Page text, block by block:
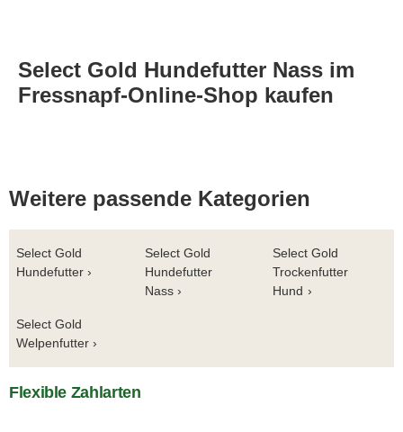
Select Gold Hundefutter Nass im
Fressnapf-Online-Shop kaufen
Weitere passende Kategorien
Select Gold
Hundefutter
Select Gold
Hundefutter
Nass
Select Gold
Trockenfutter
Hund
Select Gold
Welpenfutter
Flexible Zahlarten